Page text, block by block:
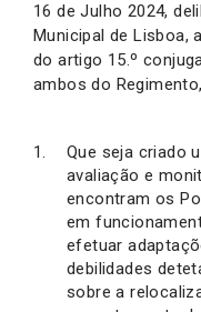
16 de Julho 2024,
Municipal de Lisboa,
do artigo 15.º
ambos do
Que seja criado
avaliação e
encontram os
em
efetuar
debilidades
sobre a